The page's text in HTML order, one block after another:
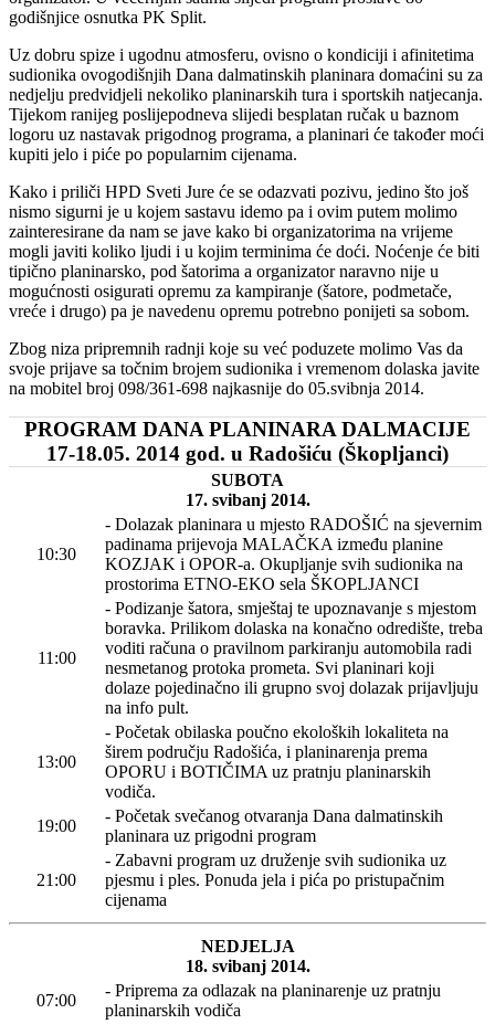
godišnjice osnutka PK Split.
Uz dobru spize i ugodnu atmosferu, ovisno o kondiciji i afinitetima
sudionika ovogodišnjih Dana dalmatinskih planinara domaćini su za
nedjelju predvidjeli nekoliko planinarskih tura i sportskih natjecanja.
Tijekom ranijeg poslijepodneva slijedi besplatan ručak u baznom
logoru uz nastavak prigodnog programa, a planinari će također moći
kupiti jelo i piće po popularnim cijenama.
Kako i priliči HPD Sveti Jure će se odazvati pozivu, jedino što još
nismo sigurni je u kojem sastavu idemo pa i ovim putem molimo
zainteresirane da nam se jave kako bi organizatorima na vrijeme
mogli javiti koliko ljudi i u kojim terminima će doći. Noćenje će biti
tipično planinarsko, pod šatorima a organizator naravno nije u
mogućnosti osigurati opremu za kampiranje (šatore, podmetače,
vreće i drugo) pa je navedenu opremu potrebno ponijeti sa sobom.
Zbog niza pripremnih radnji koje su već poduzete molimo Vas da
svoje prijave sa točnim brojem sudionika i vremenom dolaska javite
na mobitel broj 098/361-698 najkasnije do 05.svibnja 2014.
PROGRAM DANA PLANINARA DALMACIJE
17-18.05. 2014 god. u Radošiću (Škopljanci)
SUBOTA
17. svibanj 2014.
10:30
- Dolazak planinara u mjesto RADOŠIĆ na sjevernim
padinama prijevoja MALAČKA između planine
KOZJAK i OPOR-a. Okupljanje svih sudionika na
prostorima ETNO-EKO sela ŠKOPLJANCI
11:00
- Podizanje šatora, smještaj te upoznavanje s mjestom
boravka. Prilikom dolaska na konačno odredište, treba
voditi računa o pravilnom parkiranju automobila radi
nesmetanog protoka prometa. Svi planinari koji
dolaze pojedinačno ili grupno svoj dolazak prijavljuju
na info pult.
13:00
- Početak obilaska poučno ekoloških lokaliteta na
širem području Radošića, i planinarenja prema
OPORU i BOTIČIMA uz pratnju planinarskih
vodiča.
19:00
- Početak svečanog otvaranja Dana dalmatinskih
planinara uz prigodni program
21:00
- Zabavni program uz druženje svih sudionika uz
pjesmu i ples. Ponuda jela i pića po pristupačnim
cijenama
NEDJELJA
18. svibanj 2014.
07:00
- Priprema za odlazak na planinarenje uz pratnju
planinarskih vodiča